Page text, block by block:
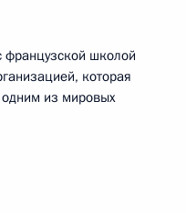
французской школой
которая
одним из мировых